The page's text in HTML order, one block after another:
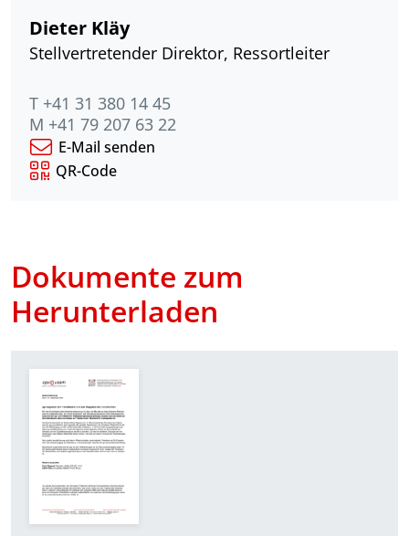
Dieter Kläy
Stellvertretender Direktor, Ressortleiter
T +41 31 380 14 45
M +41 79 207 63 22
E-Mail senden
QR-Code
Dokumente zum
Herunterladen